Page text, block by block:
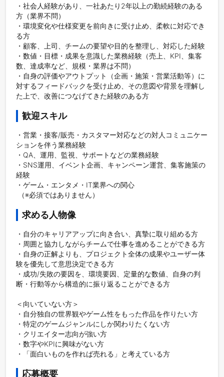
・社会人経験があり、一社あたり2年以上の勤続経験のある
方（業界不問）
・環境変化や仕様変更を前向きに受け止め、柔軟に対応でき
る方
・顧客、上司、チームの要望や目的を整理し、対応した経験
・数値・目標・成果を意識した業務経験（売上、KPI、集客
数、達成率など、規模・業界は不問）
・自身の評価やアウトプット（企画・施策・営業活動等）に
対するフィードバックを受け止め、その意図や背景を理解し
た上で、改善につなげてきた経験のある方
歓迎スキル
・営業・接客/販売・カスタマー対応などの対人コミュニケー
ションを伴う業務経験
・QA、運用、監視、サポートなどの業務経験
・SNS運用、イベント企画、キャンペーン運営、集客施策の
経験
・ゲーム・エンタメ・IT業界への関心
（※必須ではありません）
求める人物像
・自分のキャリアアップに向き合い、真摯に取り組める方
・周囲と協力しながらチームで仕事を進めることができる方
・自身の正解よりも、プロジェクト全体の成果やユーザー体
験を優先して意思決定できる方
・成功/失敗の要因を、環境要因、定量的な数値、自身の判
断・行動等から構造的に振り返ることができる方
＜向いていない方＞
・自分独自の世界観やゲーム性をもった作品を作りたい方
・特定のゲームジャンルにしか関わりたくない方
・クリエイター志向が強い方
・数字やKPIに興味がない方
・「面白いものを作れば売れる」と考えている方
応募概要